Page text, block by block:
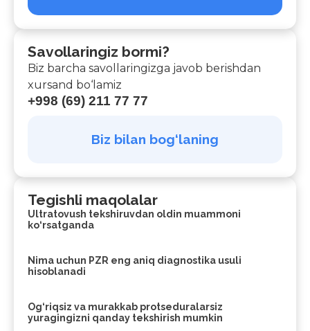
Savollaringiz bormi?
Biz barcha savollaringizga javob berishdan
xursand bo‘lamiz
+998 (69) 211 77 77
Biz bilan bog‘laning
Tegishli maqolalar
Ultratovush tekshiruvdan oldin muammoni
ko‘rsatganda
Nima uchun PZR eng aniq diagnostika usuli
hisoblanadi
Og‘riqsiz va murakkab protseduralarsiz
yuragingizni qanday tekshirish mumkin